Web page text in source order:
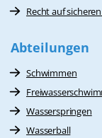
Recht auf
Abteilungen
Schwimmen
Wasserspringen
Wasserball